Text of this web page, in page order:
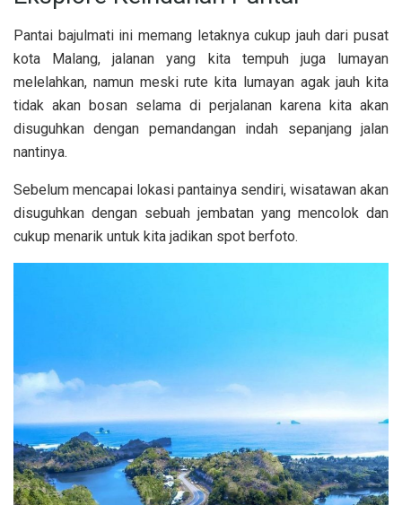
Pantai bajulmati ini memang letaknya cukup jauh dari pusat
kota Malang, jalanan yang kita tempuh juga lumayan
melelahkan, namun meski rute kita lumayan agak jauh kita
tidak akan bosan selama di perjalanan karena kita akan
disuguhkan dengan pemandangan indah sepanjang jalan
nantinya.
Sebelum mencapai lokasi pantainya sendiri, wisatawan akan
disuguhkan dengan sebuah jembatan yang mencolok dan
cukup menarik untuk kita jadikan spot berfoto.